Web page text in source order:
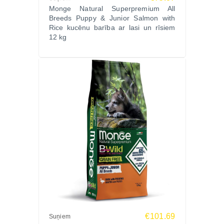
Pasūtiet MONGE Puppy Junior Pork barību
Zoopasaule.lv – laba cena un ātra piegāde visā
Monge Natural Superpremium All
Breeds Puppy & Junior Salmon with
Rice kucēnu barība ar lasi un rīsiem
12 kg
Suņiem €101.69